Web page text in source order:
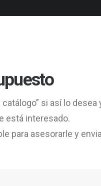
si así lo
está interesado.
para asesorarle y